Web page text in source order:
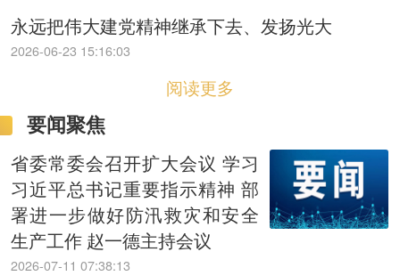
永远把伟大建党精神继承下去、发扬光大
2026-06-23 15:16:03
阅读更多
要闻聚焦
省委常委会召开扩大会议 学习
习近平总书记重要指示精神 部
署进一步做好防汛救灾和安全
生产工作 赵一德主持会议
2026-07-11 07:38:13